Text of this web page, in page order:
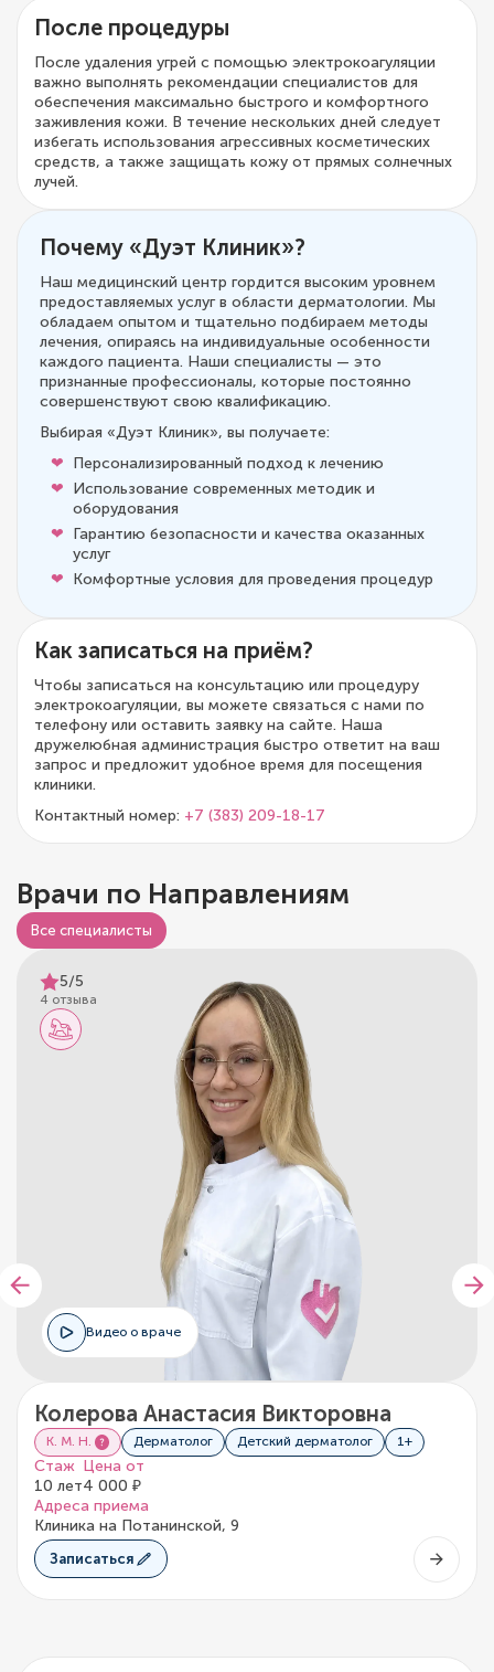
После процедуры
После удаления угрей с помощью электрокоагуляции
важно выполнять рекомендации специалистов для
обеспечения максимально быстрого и комфортного
заживления кожи. В течение нескольких дней следует
избегать использования агрессивных косметических
средств, а также защищать кожу от прямых солнечных
лучей.
Почему «Дуэт Клиник»?
Наш медицинский центр гордится высоким уровнем
предоставляемых услуг в области дерматологии. Мы
обладаем опытом и тщательно подбираем методы
лечения, опираясь на индивидуальные особенности
каждого пациента. Наши специалисты — это
признанные профессионалы, которые постоянно
совершенствуют свою квалификацию.
Выбирая «Дуэт Клиник», вы получаете:
Персонализированный подход к лечению
Использование современных методик и
оборудования
Гарантию безопасности и качества оказанных
услуг
Комфортные условия для проведения процедур
Как записаться на приём?
Чтобы записаться на консультацию или процедуру
электрокоагуляции, вы можете связаться с нами по
телефону или оставить заявку на сайте. Наша
дружелюбная администрация быстро ответит на ваш
запрос и предложит удобное время для посещения
клиники.
Контактный номер: +7 (383) 209-18-17
Врачи по Направлениям
Все специалисты
5/5
4 отзыва
Видео о враче
Колерова Анастасия Викторовна
К. М. Н. Дерматолог Детский дерматолог 1+
Стаж
10 лет
Цена от
4 000 ₽
Адреса приема
Клиника на Потанинской, 9
Записаться